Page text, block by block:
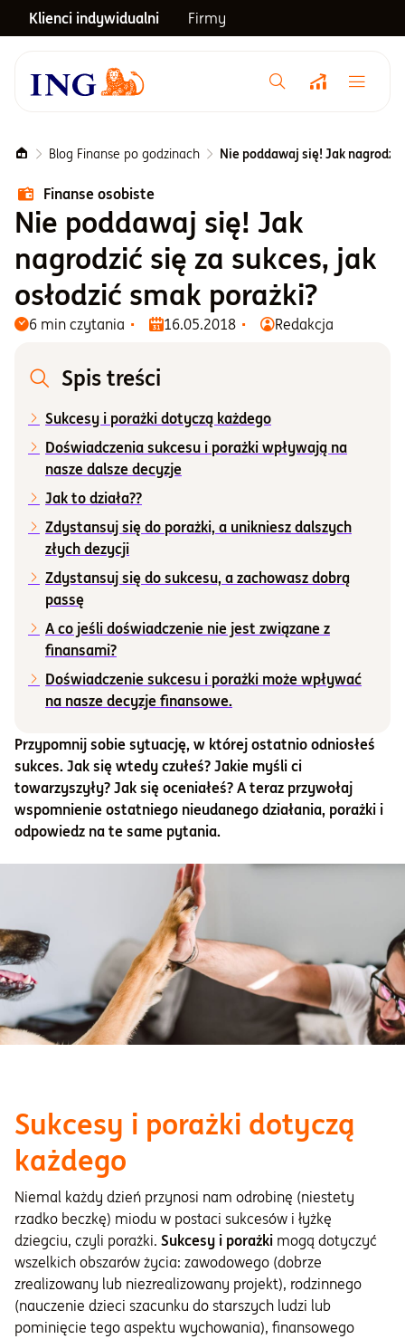
Klienci indywidualni Firmy
Menu główne
Notowania
Emerytura
Inwestycje
Blog
Centrum pomocy
Informacje i dokumenty
O nas
Otwórz konto
Blog Finanse po godzinach Nie poddawaj się! Jak
Finanse osobiste
Nie poddawaj się! Jak
nagrodzić się za sukces, jak
osłodzić smak porażki?
6 min czytania 16.05.2018 Redakcja
Przypomnij sobie sytuację, w której ostatnio odniosłeś
sukces. Jak się wtedy czułeś? Jakie myśli ci
towarzyszyły? Jak się oceniałeś? A teraz przywołaj
wspomnienie ostatniego nieudanego działania, porażki i
odpowiedz na te same pytania.
Spis treści
Sukcesy i porażki dotyczą każdego
Doświadczenia sukcesu i porażki wpływają na
nasze dalsze decyzje
Jak to działa??
Zdystansuj się do porażki, a unikniesz dalszych
złych dezycji
Zdystansuj się do sukcesu, a zachowasz dobrą
passę
A co jeśli doświadczenie nie jest związane z
finansami?
Doświadczenie sukcesu i porażki może wpływać
na nasze decyzje finansowe.
Sukcesy i porażki dotyczą
każdego
Niemal każdy dzień przynosi nam odrobinę (niestety
rzadko beczkę) miodu w postaci sukcesów i łyżkę
dziegciu, czyli porażki. Sukcesy i porażki mogą dotyczyć
wszelkich obszarów życia: zawodowego (dobrze
zrealizowany lub niezrealizowany projekt), rodzinnego
(nauczenie dzieci szacunku do starszych ludzi lub
pominięcie tego aspektu wychowania), finansowego